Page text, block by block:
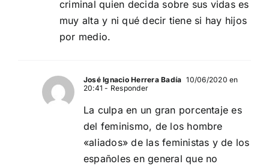
criminal quien decida sobre sus vidas es
muy alta y ni qué decir tiene si hay hijos
por medio.
José Ignacio Herrera Badía 10/06/2020 en
20:41 - Responder
La culpa en un gran porcentaje es
del feminismo, de los hombre
«aliados» de las feministas y de los
españoles en general que no